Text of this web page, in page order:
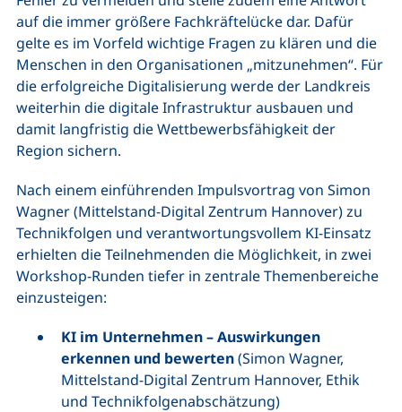
auf die immer größere Fachkräftelücke dar. Dafür
gelte es im Vorfeld wichtige Fragen zu klären und die
Menschen in den Organisationen „mitzunehmen“. Für
die erfolgreiche Digitalisierung werde der Landkreis
weiterhin die digitale Infrastruktur ausbauen und
damit langfristig die Wettbewerbsfähigkeit der
Region sichern.
Nach einem einführenden Impulsvortrag von Simon
Wagner (Mittelstand-Digital Zentrum Hannover) zu
Technikfolgen und verantwortungsvollem KI-Einsatz
erhielten die Teilnehmenden die Möglichkeit, in zwei
Workshop-Runden tiefer in zentrale Themenbereiche
einzusteigen:
KI im Unternehmen – Auswirkungen
erkennen und bewerten(Simon Wagner,
Mittelstand-Digital Zentrum Hannover, Ethik
und Technikfolgenabschätzung)